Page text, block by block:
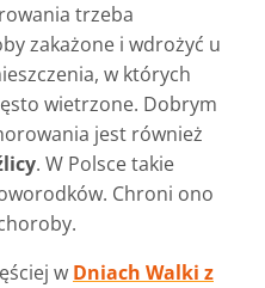
trzeba
zakażone i wdrożyć u
w których
wietrzone. Dobrym
jest również
. W Polsce takie
Chroni ono
w Dniach Walki z